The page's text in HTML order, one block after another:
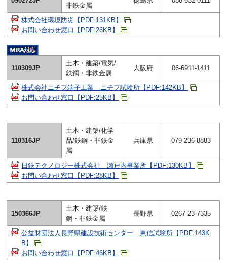
非鉄金属
株式会社環境防災【PDF:131KB】
お問い合わせ窓口【PDF:26KB】
110309JP
土木・建築/電気/
鉄鋼・非鉄金属
大阪府 06-6911-1411
株式会社ニチフ端子工業 ニチフ試験所【PDF:142KB】
お問い合わせ窓口【PDF:25KB】
110316JP
土木・建築/化学
品/鉄鋼・非鉄金
属
兵庫県 079-236-8883
日鉄テクノロジー株式会社 瀬戸内事業所【PDF:130KB】
お問い合わせ窓口【PDF:28KB】
150366JP
土木・建築/鉄
鋼・非鉄金属
長野県 0267-23-7335
公益財団法人長野県建設技術センター 東信試験所【PDF:143K
B】
お問い合わせ窓口【PDF:46KB】